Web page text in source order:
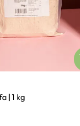
| 1 kg